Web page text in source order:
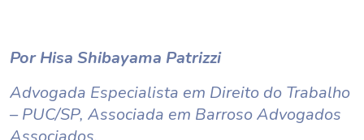
Por Hisa Shibayama Patrizzi
Advogada Especialista em Direito do Trabalho
– PUC/SP, Associada em Barroso Advogados